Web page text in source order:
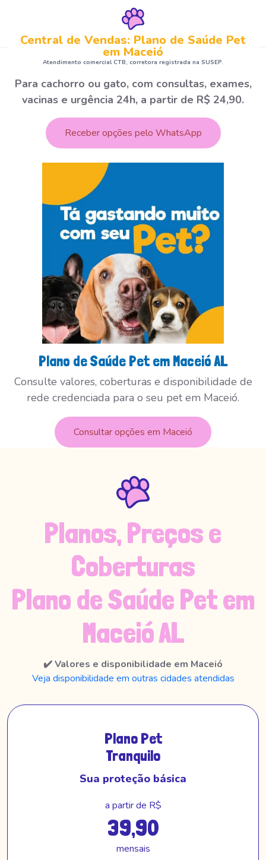
Central de Vendas: Plano de Saúde Pet
em Maceió
Atendimento comercial CTB, corretora registrada na SUSEP.
Para cachorro ou gato, com consultas, exames,
vacinas e urgência 24h, a partir de R$ 24,90.
Receber opções pelo WhatsApp
Plano de Saúde Pet em Maceió AL
Consulte valores, coberturas e disponibilidade de
rede credenciada para o seu pet em Maceió.
Consultar opções em Maceió
Planos, Preços e
Coberturas
Plano de Saúde Pet em
Maceió AL
✔️ Valores e disponibilidade em Maceió
Veja disponibilidade em outras cidades atendidas
Plano Pet
Tranquilo
Sua proteção básica
a partir de R$
39,90
mensais